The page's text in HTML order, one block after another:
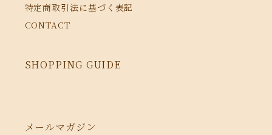
特定商取引法に基づく表記
CONTACT
SHOPPING GUIDE
メールマガジン